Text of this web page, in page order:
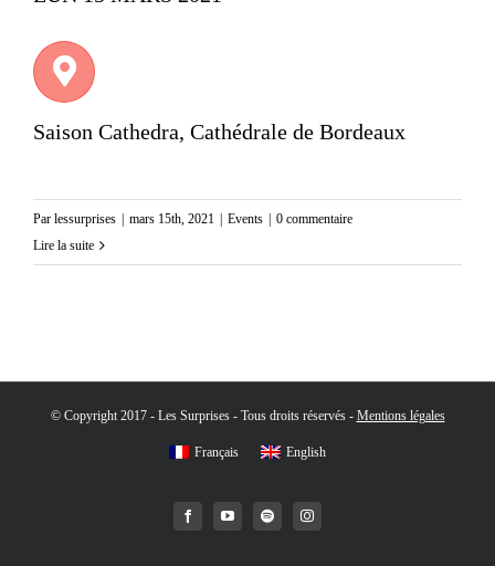
Saison Cathedra, Cathédrale de Bordeaux
Par lessurprises mars 15th, 2021 Events
0 commentaire
Lire la suite
© Copyright 2017 - Les Surprises - Tous droits réservés - Mentions légales
Français English
FacebookYouTubeSpotifyInstagram